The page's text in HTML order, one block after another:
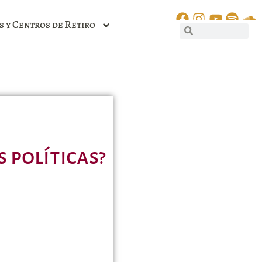
y Centros de Retiro
políticas?